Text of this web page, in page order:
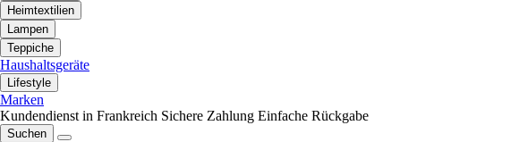
Heimtextilien
Lampen
Teppiche
Haushaltsgeräte
Lifestyle
Marken
Kundendienst in Frankreich Sichere Zahlung Einfache Rückgabe
Suchen